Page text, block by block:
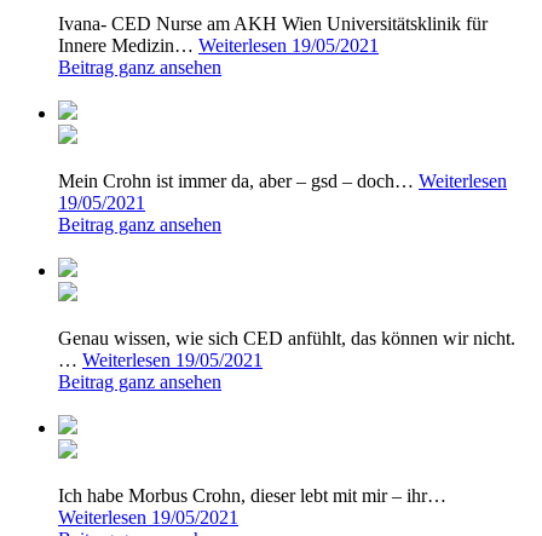
Ivana- CED Nurse am AKH Wien Universitätsklinik für
Innere Medizin… Weiterlesen 19/05/2021
Beitrag ganz ansehen
Mein Crohn ist immer da, aber – gsd – doch… Weiterlesen
19/05/2021
Beitrag ganz ansehen
Genau wissen, wie sich CED anfühlt, das können wir nicht.
… Weiterlesen 19/05/2021
Beitrag ganz ansehen
Ich habe Morbus Crohn, dieser lebt mit mir – ihr…
Weiterlesen 19/05/2021